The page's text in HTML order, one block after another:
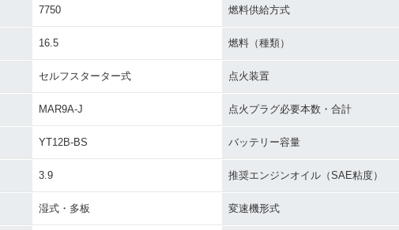
7750 燃料供給方式
16.5 燃料（種類）
セルフスターター式 点火装置
MAR9A-J 点火プラグ必要本数・合計
YT12B-BS バッテリー容量
3.9 推奨エンジンオイル（SAE粘度）
湿式・多板 変速機形式